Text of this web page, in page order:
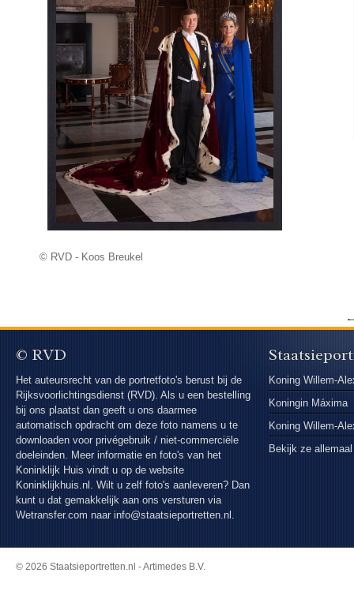
© RVD - Koos Breukel
© RVD
Het auteursrecht van de portretfoto's berust bij de
Rijksvoorlichtingsdienst (RVD). Als u een bestelling
bij ons plaatst dan geeft u ons daarmee
automatisch opdracht om deze foto namens u te
downloaden voor privégebruik / niet-commerciële
doeleinden. Meer informatie en foto's van het
Koninklijk Huis vindt u op de website
Koninklijkhuis.nl. Wilt u zelf foto's aanleveren? Dan
kunt u dat gemakkelijk aan ons versturen via
Wetransfer.com naar info@staatsieportretten.nl.
Koning Willem-
Koningin Máxima
Koning Willem-
Bekijk ze allemaal
© 2026 Staatsieportretten.nl - Artimedes B.V.